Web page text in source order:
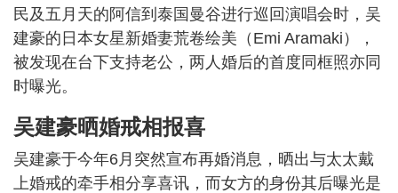
民及五月天的阿信到泰国曼谷进行巡回演唱会时，吴
建豪的日本女星新婚妻荒卷绘美（Emi Aramaki），
被发现在台下支持老公，两人婚后的首度同框照亦同
时曝光。
吴建豪晒婚戒相报喜
吴建豪于今年6月突然宣布再婚消息，晒出与太太戴
上婚戒的牵手相分享喜讯，而女方的身份其后曝光是